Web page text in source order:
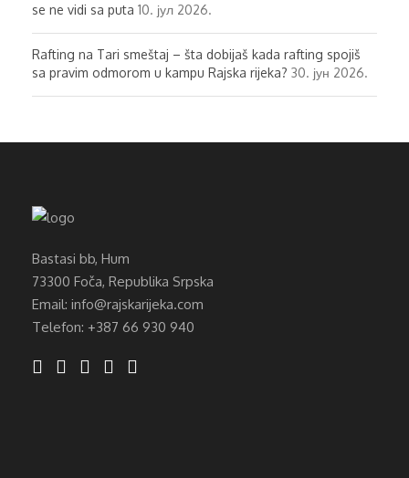
se ne vidi sa puta 10. јул 2026.
Rafting na Tari smeštaj – šta dobijaš kada rafting spojiš
sa pravim odmorom u kampu Rajska rijeka? 30. јун 2026.
Bastasi bb, Hum
73300 Foča, Republika Srpska
Email: info@rajskarijeka.com
Telefon: +387 66 930 940